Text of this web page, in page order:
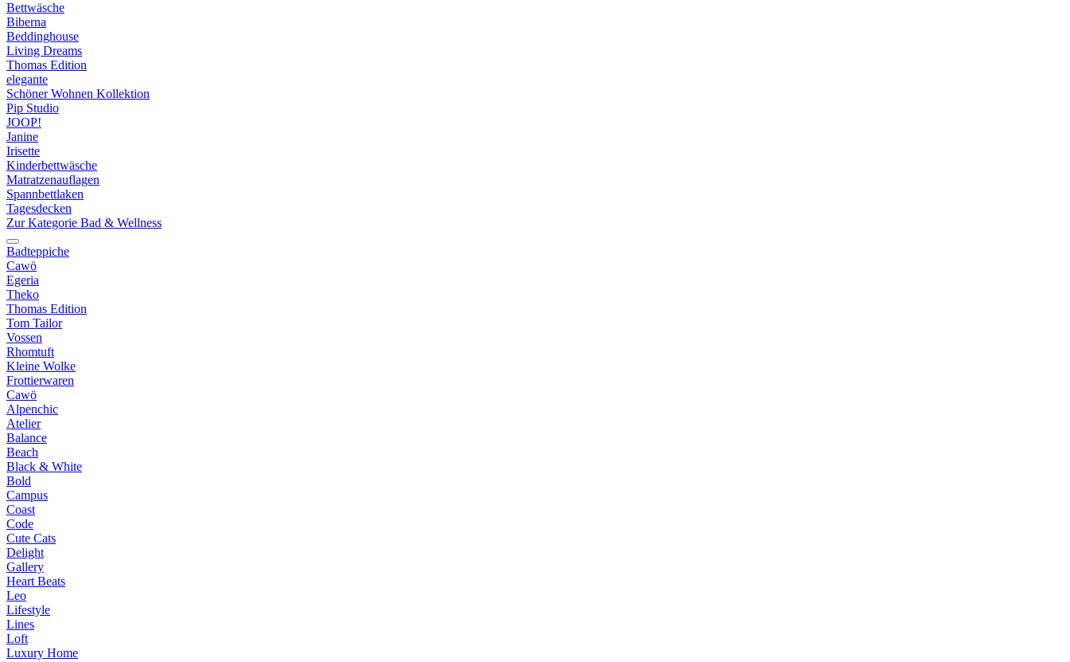
Bettwäsche
Biberna
Beddinghouse
Living Dreams
Thomas Edition
elegante
Schöner Wohnen Kollektion
Pip Studio
JOOP!
Janine
Irisette
Kinderbettwäsche
Matratzenauflagen
Spannbettlaken
Tagesdecken
Zur Kategorie Bad & Wellness
Badteppiche
Cawö
Egeria
Theko
Thomas Edition
Tom Tailor
Vossen
Rhomtuft
Kleine Wolke
Frottierwaren
Cawö
Alpenchic
Atelier
Balance
Beach
Black & White
Bold
Campus
Coast
Code
Cute Cats
Delight
Gallery
Heart Beats
Leo
Lifestyle
Lines
Loft
Luxury Home